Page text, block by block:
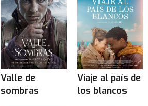
Valle de
sombras
Viaje al país de
los blancos